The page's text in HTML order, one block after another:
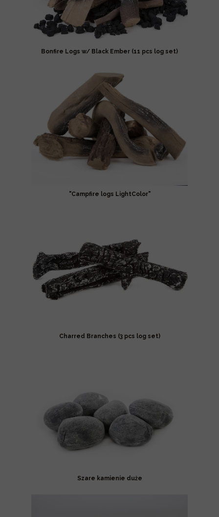
"Campfire logs LightColor"
Charred Branches (3 pcs log set)
Szare kamienie duże
Bonfire Logs w/ Black Ember (11 pcs log set)